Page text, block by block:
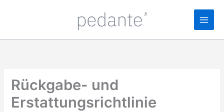
Rückgabe- und
Erstattungsrichtlinie